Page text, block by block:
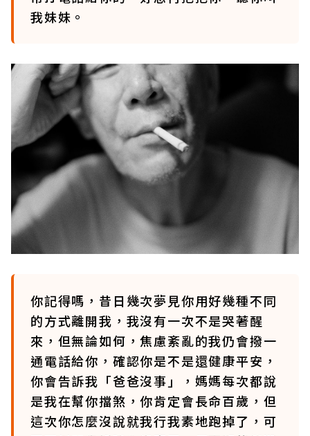
我妹妹。
你記得嗎，昔日幾次夢見你用好幾種不同
的方式離開我，我沒有一次不是哭著醒
來，但無論如何，焦慮紊亂的我仍會撥一
通電話給你，確認你是不是還健康平安，
你會告訴我「爸爸沒事」，媽媽每次都說
是我在幫你擋煞，你肯定會長命百歲，但
這次你怎麼沒說就我行我素地跑掉了，可